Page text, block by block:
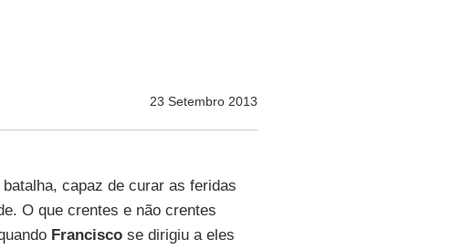
23 Setembro 2013
capaz de curar as feridas
O que crentes e não crentes
Franciscose dirigiu a eles